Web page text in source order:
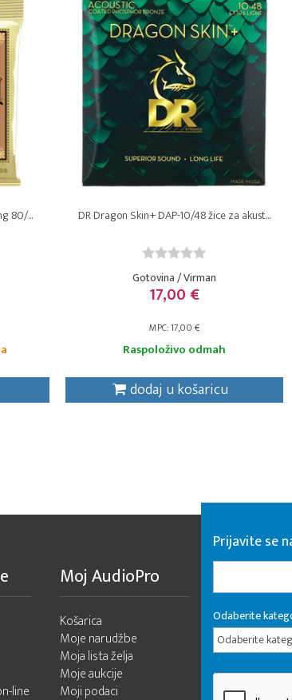
80/... DR Dragon Skin+ DAP-10/48 žice za akust...
Gotovina / Virman
17,00 €
MPC: 17,00 €
Raspoloživo odmah
dodaj u košaricu
line
Moj AudioPro
Košarica
Moje narudžbe
Moja lista želja
Moje aukcije
Moji podaci
Prijavite se
Odaberite
Odaberite